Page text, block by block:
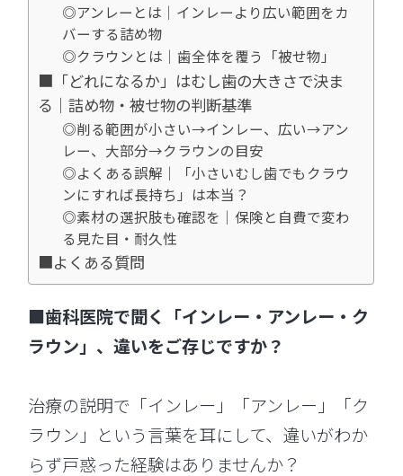
◎アンレーとは｜インレーより広い範囲をカ
バーする詰め物
◎クラウンとは｜歯全体を覆う「被せ物」
■「どれになるか」はむし歯の大きさで決ま
る｜詰め物・被せ物の判断基準
◎削る範囲が小さい→インレー、広い→アン
レー、大部分→クラウンの目安
◎よくある誤解｜「小さいむし歯でもクラウ
ンにすれば長持ち」は本当？
◎素材の選択肢も確認を｜保険と自費で変わ
る見た目・耐久性
■よくある質問
■歯科医院で聞く「インレー・アンレー・ク
ラウン」、違いをご存じですか？
治療の説明で「インレー」「アンレー」「ク
ラウン」という言葉を耳にして、違いがわか
らず戸惑った経験はありませんか？